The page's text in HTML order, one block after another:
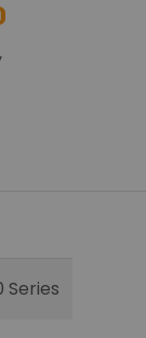
Series